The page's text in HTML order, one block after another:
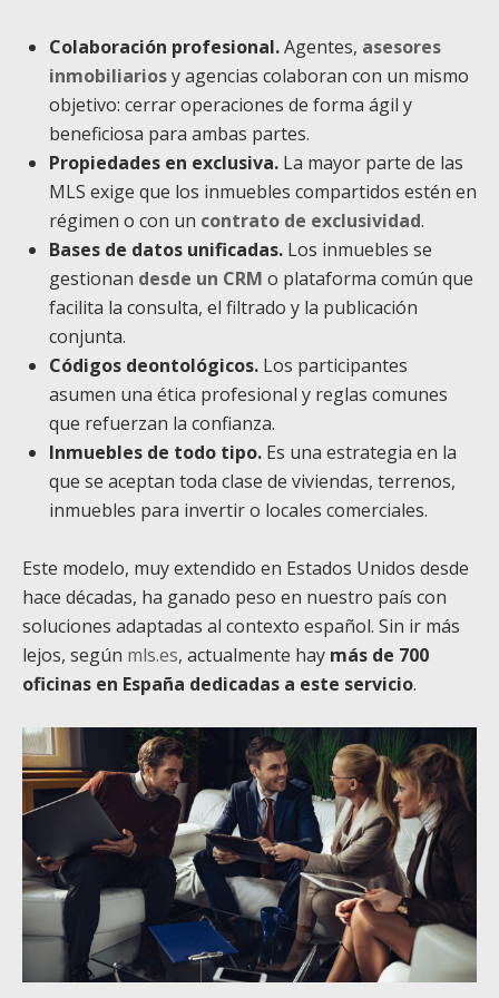
Colaboración profesional.Agentes, asesores
inmobiliariosy agencias colaboran con un mismo
objetivo: cerrar operaciones de forma ágil y
beneficiosa para ambas partes.
Propiedades en exclusiva. La mayor parte de las
MLS exige que los inmuebles compartidos estén en
régimen o con un contrato de exclusividad.
Bases de datos unificadas. Los inmuebles se
gestionan desde un CRM o plataforma común que
facilita la consulta, el filtrado y la publicación
conjunta.
Códigos deontológicos. Los participantes
asumen una ética profesional y reglas comunes
que refuerzan la confianza.
Inmuebles de todo tipo. Es una estrategia en la
que se aceptan toda clase de viviendas, terrenos,
inmuebles para invertir o locales comerciales.
Este modelo, muy extendido en Estados Unidos desde
hace décadas, ha ganado peso en nuestro país con
soluciones adaptadas al contexto español. Sin ir más
lejos, según mls.es, actualmente hay más de 700
oficinas en España dedicadas a este servicio.